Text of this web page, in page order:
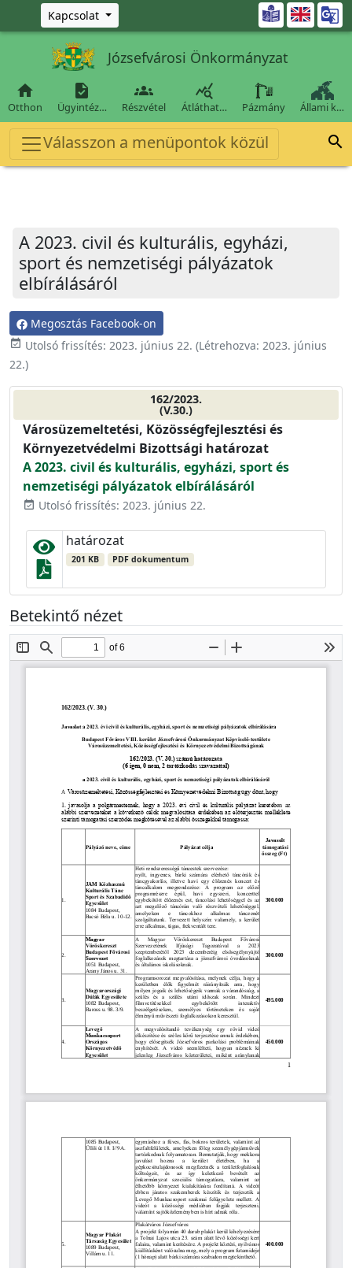
Ugrás a fő tartalomra
Kapcsolat 
Józsefvárosi Önkormányzat

Otthon

Ügyintéz…

Részvétel

Átláthat… Pázmány Állami k…
Válasszon a menüpontok közül 
A 2023. civil és kulturális, egyházi,
sport és nemzetiségi pályázatok
elbírálásáról
Megosztás Facebook-on
event_available Utolsó frissítés: 2023. június 22. (Létrehozva: 2023. június
22.)
162/2023.
(V.30.)
Városüzemeltetési, Közösségfejlesztési és
Környezetvédelmi Bizottsági határozat
A 2023. civil és kulturális, egyházi, sport és
nemzetiségi pályázatok elbírálásáról
event_available Utolsó frissítés: 2023. június 22.
határozat
201 KB PDF dokumentum
Betekintő nézet